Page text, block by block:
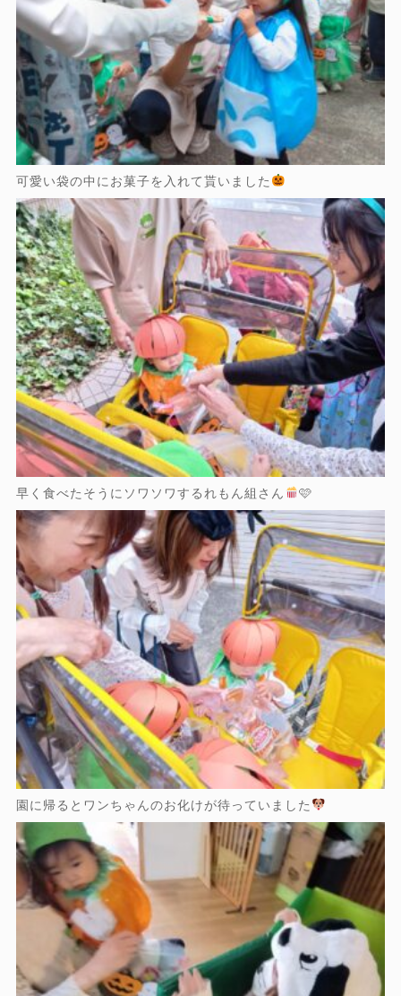
可愛い袋の中にお菓子を入れて貰いました
早く食べたそうにソワソワするれもん組さん 🩷
園に帰るとワンちゃんのお化けが待っていました